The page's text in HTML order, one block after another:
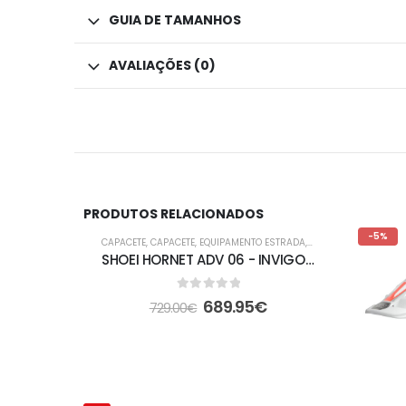
GUIA DE TAMANHOS
AVALIAÇÕES (0)
PRODUTOS RELACIONADOS
-5%
CAPACETE, CAPACETE, EQUIPAMENTO ESTRADA, FORA DE ESTRADA
SHOEI HORNET ADV 06 - INVIGORATE TC-4
out of 5
729.00€ 689.95€
-5%